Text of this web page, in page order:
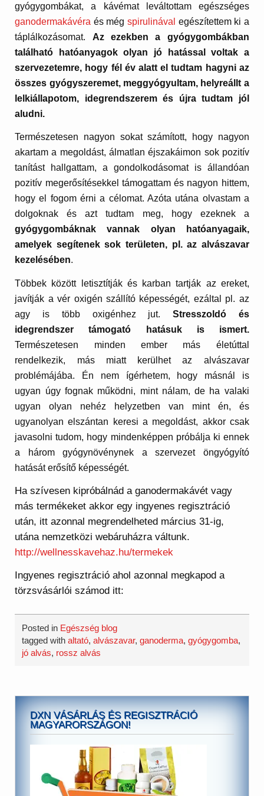
gyógygombákat, a kávémat leváltottam egészséges
ganodermakávéra és még spirulinával egészítettem ki a
táplálkozásomat. Az ezekben a gyógygombákban
található hatóanyagok olyan jó hatással voltak a
szervezetemre, hogy fél év alatt el tudtam hagyni az
összes gyógyszeremet, meggyógyultam, helyreállt a
lelkiállapotom, idegrendszerem és újra tudtam jól
aludni.
Természetesen nagyon sokat számított, hogy nagyon
akartam a megoldást, álmatlan éjszakáimon sok pozitív
tanítást hallgattam, a gondolkodásomat is állandóan
pozitív megerősítésekkel támogattam és nagyon hittem,
hogy el fogom érni a célomat. Azóta utána olvastam a
dolgoknak és azt tudtam meg, hogy ezeknek a
gyógygombáknak vannak olyan hatóanyagaik,
amelyek segítenek sok területen, pl. az alvászavar
kezelésében.
Többek között letisztítják és karban tartják az ereket,
javítják a vér oxigén szállító képességét, ezáltal pl. az
agy is több oxigénhez jut.Stresszoldó és
idegrendszer támogató hatásuk is ismert.
Természetesen minden ember más életúttal
rendelkezik, más miatt kerülhet az alvászavar
problémájába. Én nem ígérhetem, hogy másnál is
ugyan úgy fognak működni, mint nálam, de ha valaki
ugyan olyan nehéz helyzetben van mint én, és
ugyanolyan elszántan keresi a megoldást, akkor csak
javasolni tudom, hogy mindenképpen próbálja ki ennek
a három gyógynövénynek a szervezet öngyógyító
hatását erősítő képességét.
Ha szívesen kipróbálnád a ganodermakávét vagy
más termékeket akkor egy ingyenes regisztráció
után, itt azonnal megrendelheted március 31-ig,
utána nemzetközi webáruházra váltunk.
http://wellnesskavehaz.hu/termekek
Ingyenes regisztráció ahol azonnal megkapod a
törzsvásárlói számod itt:
Posted in Egészség blog
tagged withaltató,alvászavar,ganoderma,gyógygomba,
jó alvás, rossz alvás
DXN VÁSÁRLÁS ÉS REGISZTRÁCIÓ
MAGYARORSZÁGON!